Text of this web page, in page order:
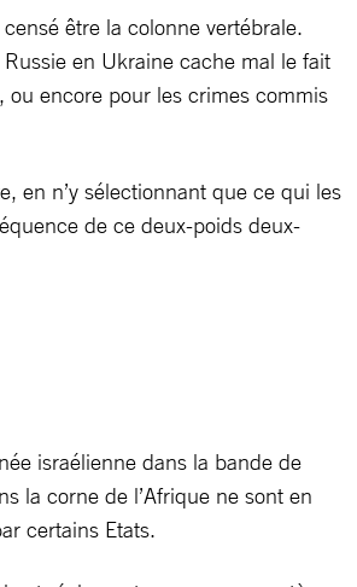
être la colonne vertébrale.
en Ukraine cache mal le fait
ou encore pour les crimes commis
en n’y sélectionnant que ce qui les
de ce deux-poids deux-
israélienne dans la bande de
la corne de l’Afrique ne sont en
certains Etats.